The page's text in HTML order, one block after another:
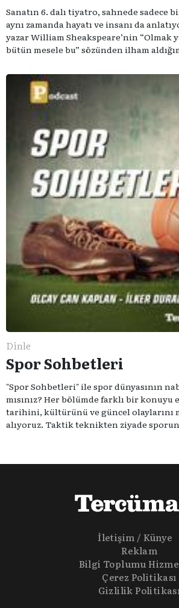
Sanatın 6. dalı tiyatro, sahnede sadece
aynı zamanda hayatı ve insanı da
yazar William Sheakspeare’nin “Olmak
bütün mesele bu” sözünden ilham
konuşuyoruz..
Dinle
Spor Sohbetleri
"Spor Sohbetleri" ile spor dünyasının
mısınız? Her bölümde farklı bir konuyu
tarihini, kültürünü ve güncel olaylarını
alıyoruz. Taktik teknikten ziyade
göre.
İletişim / Künye
Reklam
Bilgi Toplumu
Çerez Politikası
Gizlilik